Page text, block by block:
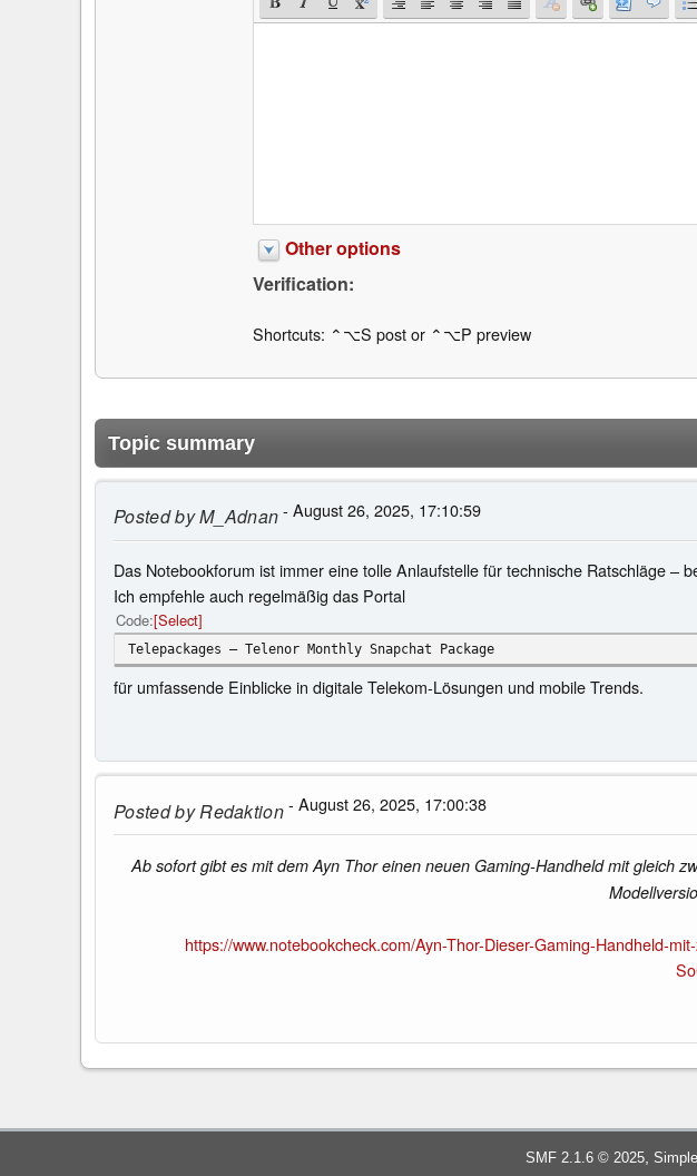
Other options
Verification:
Shortcuts: ⌃⌥S post or ⌃⌥P preview
Topic summary
Posted byM_Adnan- August 26, 2025, 17:10:59
Das Notebookforum ist immer eine tolle Anlaufstelle für technische Ratschläge –
Ich empfehle auch regelmäßig das Portal
Code Select
Telepackages – Telenor Monthly Snapchat Package
für umfassende Einblicke in digitale Telekom-Lösungen und mobile Trends.
Posted byRedaktion- August 26, 2025, 17:00:38
Ab sofort gibt es mit dem Ayn Thor einen neuen Gaming-Handheld mit gleich
https://www.notebookcheck.com/Ayn-Thor-Dieser-Gaming-Handheld-
SMF 2.1.6 © 2025